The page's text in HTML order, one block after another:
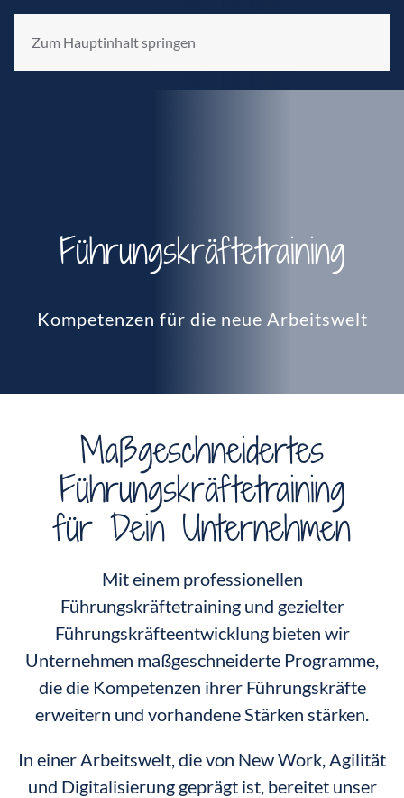
Zum Hauptinhalt springen
Führungskräftetraining
Kompetenzen für die neue Arbeitswelt
Maßgeschneidertes
Führungskräftetraining
für Dein Unternehmen
Mit einem professionellen
Führungskräftetraining und gezielter
Führungskräfteentwicklung bieten wir
Unternehmen maßgeschneiderte Programme,
die die Kompetenzen ihrer Führungskräfte
erweitern und vorhandene Stärken stärken.
In einer Arbeitswelt, die von New Work, Agilität
und Digitalisierung geprägt ist, bereitet unser